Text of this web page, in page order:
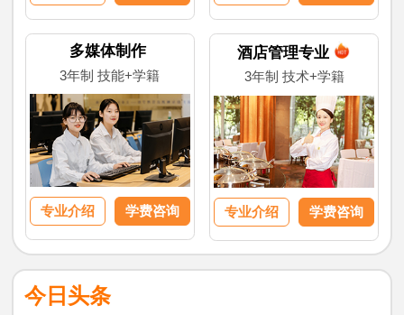
多媒体制作
3年制 技能+学籍
专业介绍 学费咨询
酒店管理专业
3年制 技术+学籍
专业介绍 学费咨询
今日头条